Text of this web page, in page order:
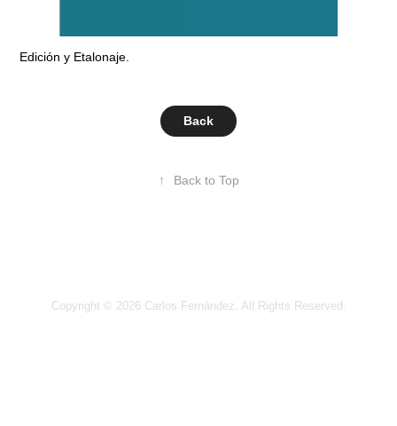
Edición y Etalonaje.
Back
↑ Back to Top
Copyright © 2026 Carlos Fernández. All Rights Reserved.